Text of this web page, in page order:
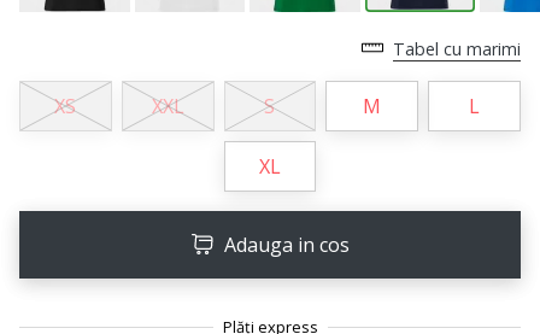
•
2 min. de lectura
Devino
de
Tabel cu marimi
XS XXL S M L
XL
Adauga in cos